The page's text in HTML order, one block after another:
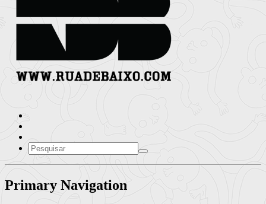
Primary Navigation